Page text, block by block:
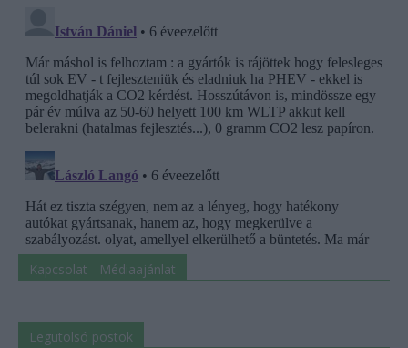
Kapcsolat - Médiaajánlat
Legutolsó postok